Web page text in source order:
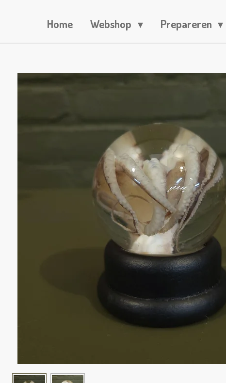
Home Webshop Prepareren